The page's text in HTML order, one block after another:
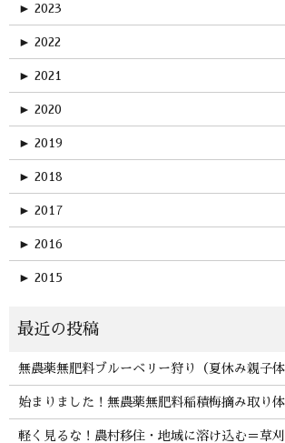
► 2023
► 2022
► 2021
► 2020
► 2019
► 2018
► 2017
► 2016
► 2015
無農薬無肥料ブルーベリー狩り（夏休み親子
始まりました！無農薬無肥料稲積梅摘み取り
軽く見るな！農村移住・地域に溶け込む＝草